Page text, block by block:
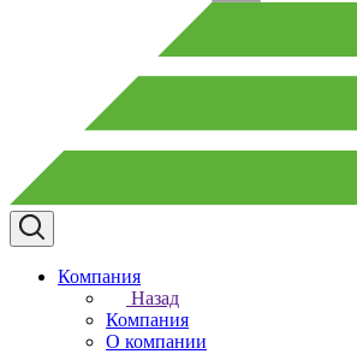
Компания
Назад
Компания
О компании